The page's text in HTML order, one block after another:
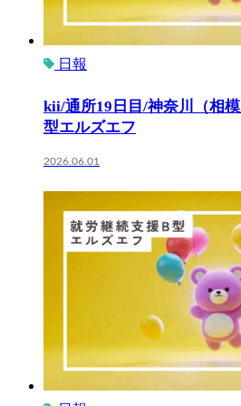
日報
kii/通所19日目/神奈川（相
型エルズエフ
2026.06.01